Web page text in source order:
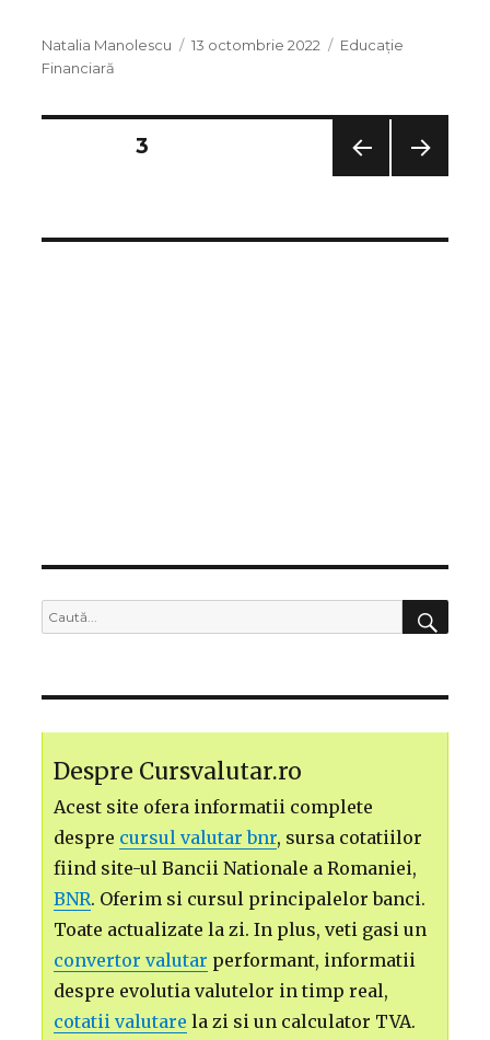
Autor
Natalia Manolescu
Publicat
13 octombrie 2022 Categorii
Educație
Financiară
ERIO
PAGINĂ3
ĂTO
Caută
Despre Cursvalutar.ro
Acest site ofera informatii complete
despre cursul valutar bnr, sursa cotatiilor
fiind site-ul Bancii Nationale a Romaniei,
BNR. Oferim si cursul principalelor banci.
Toate actualizate la zi. In plus, veti gasi un
convertor valutar performant, informatii
despre evolutia valutelor in timp real,
cotatii valutare la zi si un calculator TVA.